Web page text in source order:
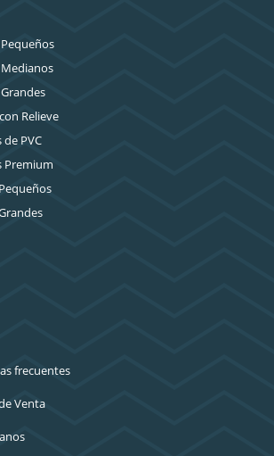
Relieve
de PVC
Premium
frecuentes
Venta